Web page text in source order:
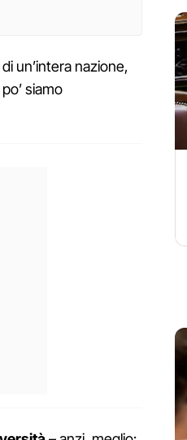
un’intera nazione,
siamo